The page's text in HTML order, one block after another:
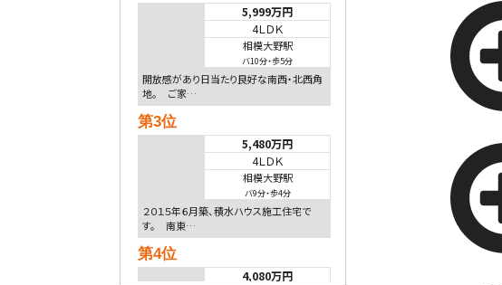
5,999万円
4ＬＤＫ
相模大野駅
バ10分・歩5分
開放感があり日当たり良好な南西・北西角
地。 ご家…
第3位
5,480万円
4ＬＤＫ
相模大野駅
バ9分・歩4分
２０１５年６月築、積水ハウス施工住宅で
す。 南東…
第4位
4,080万円